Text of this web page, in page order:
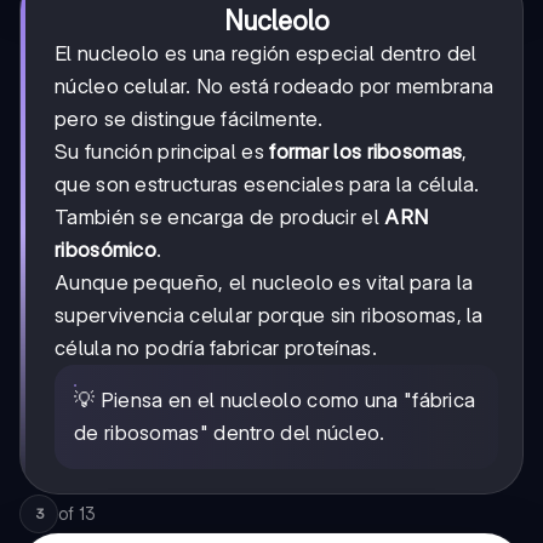
Nucleolo
El nucleolo es una región especial dentro del
núcleo celular. No está rodeado por membrana
pero se distingue fácilmente.
Su función principal esformar los ribosomas,
que son estructuras esenciales para la célula.
También se encarga de producir el ARN
ribosómico.
Aunque pequeño, el nucleolo es vital para la
supervivencia celular porque sin ribosomas, la
célula no podría fabricar proteínas.
💡 Piensa en el nucleolo como una "fábrica
de ribosomas" dentro del núcleo.
3 of 13